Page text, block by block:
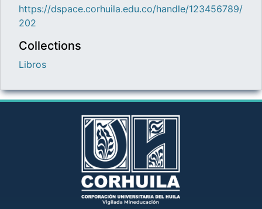
https://dspace.corhuila.edu.co/handle/123456789/
202
Collections
Libros